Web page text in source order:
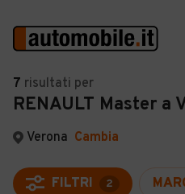
Auto
Auto usate
Auto Km 0
VENDI
MAGAZINE
ACCEDI
7 risultati per
RENAULT Master a
Verona Cambia
FILTRI 2